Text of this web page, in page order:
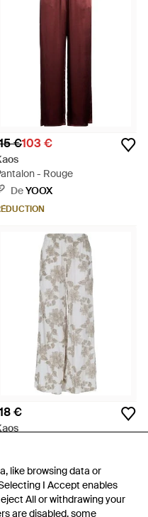
like browsing data or
I Accept enables
All or withdrawing your
are disabled, some
like browsing data or
I Accept enables
All or withdrawing your
are disabled, some
€103 €
- Rouge
DeYOOX
€